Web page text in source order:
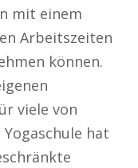
mit einem
Arbeitszeiten
können.
viele von
hat